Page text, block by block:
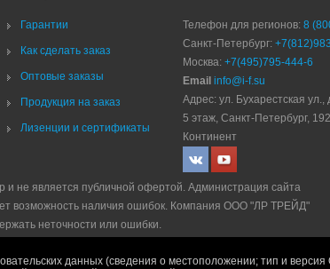
Гарантии
Как сделать заказ
Оптовые заказы
Продукция на заказ
Лизенции и сертификаты
Телефон для регионов:8
Санкт-Петербург:
Москва:+7(495)795-444-6
Email info@i-f.su
Адрес: ул. Бухарестская
5 этаж, Санкт-Петербург,
Континент
не является публичной офертой. Администрация сайта
возможность наличия ошибок. Компания ООО "ЛР ТРЕЙД"
неточности или ошибки.
данных (сведения о местоположении; тип и